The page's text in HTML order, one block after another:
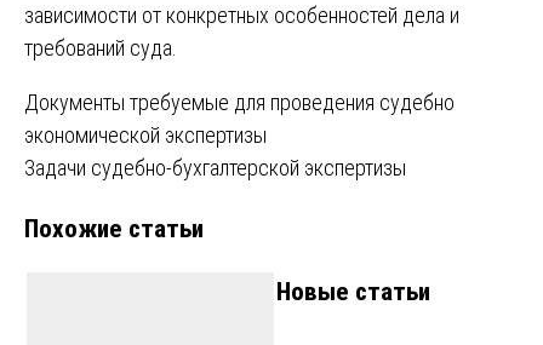
зависимости от конкретных особенностей дела и
требований суда.
Навигация
по
Документы требуемые для проведения судебно
экономической экспертизы
Задачи судебно-бухгалтерской экспертизы
Похожие статьи
Новые статьи